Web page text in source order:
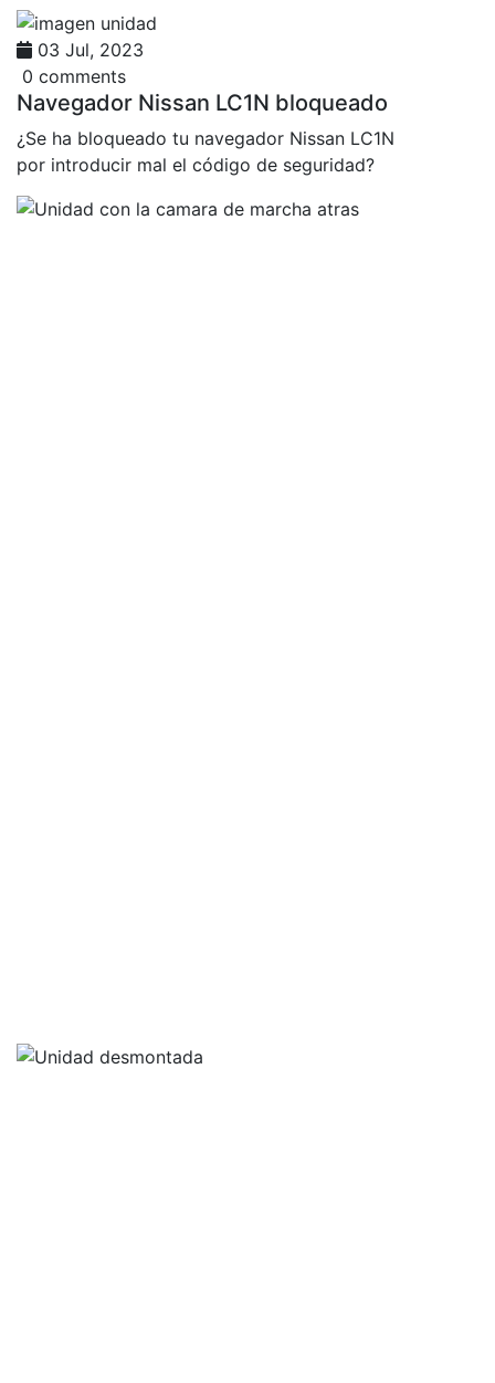
03 Jul, 2023
0 comments
Navegador Nissan LC1N bloqueado
¿Se ha bloqueado tu navegador Nissan LC1N
por introducir mal el código de seguridad?